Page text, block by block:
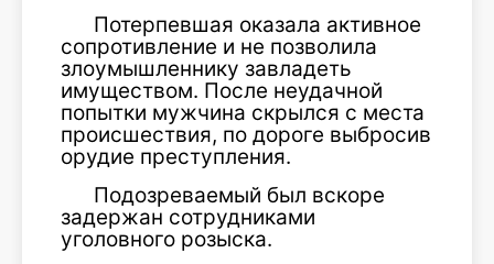
Потерпевшая оказала активное
сопротивление и не позволила
злоумышленнику завладеть
имуществом. После неудачной
попытки мужчина скрылся с места
происшествия, по дороге выбросив
орудие преступления.
Подозреваемый был вскоре
задержан сотрудниками
уголовного розыска.